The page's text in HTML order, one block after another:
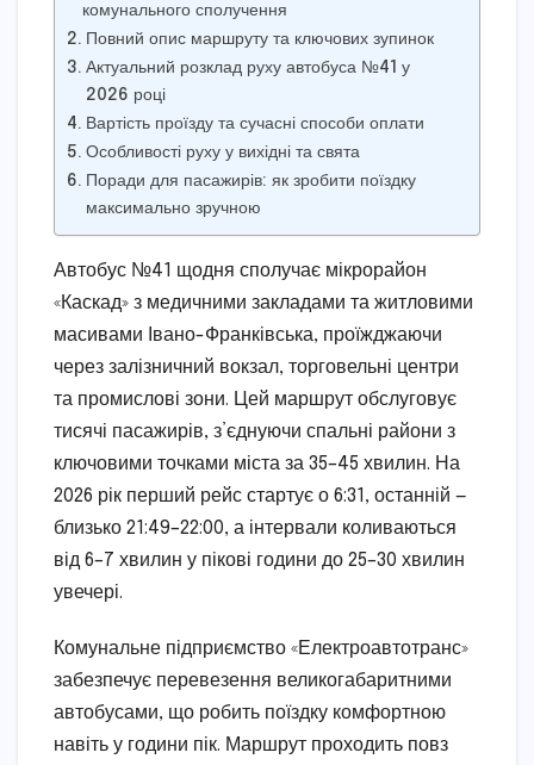
комунального сполучення
Повний опис маршруту та ключових зупинок
Актуальний розклад руху автобуса №41 у
2026 році
Вартість проїзду та сучасні способи оплати
Особливості руху у вихідні та свята
Поради для пасажирів: як зробити поїздку
максимально зручною
Автобус №41 щодня сполучає мікрорайон
«Каскад» з медичними закладами та житловими
масивами Івано-Франківська, проїжджаючи
через залізничний вокзал, торговельні центри
та промислові зони. Цей маршрут обслуговує
тисячі пасажирів, з’єднуючи спальні райони з
ключовими точками міста за 35–45 хвилин. На
2026 рік перший рейс стартує о 6:31, останній —
близько 21:49–22:00, а інтервали коливаються
від 6–7 хвилин у пікові години до 25–30 хвилин
увечері.
Комунальне підприємство «Електроавтотранс»
забезпечує перевезення великогабаритними
автобусами, що робить поїздку комфортною
навіть у години пік. Маршрут проходить повз